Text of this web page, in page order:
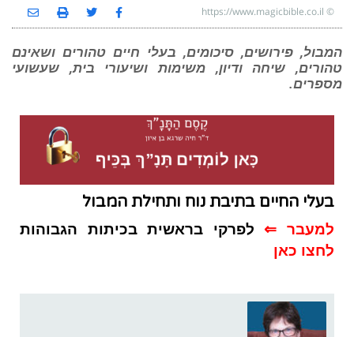
©
https://www.magicbible.co.il
המבול, פירושים, סיכומים, בעלי חיים טהורים ושאינם
טהורים, שיחה ודיון, משימות ושיעורי בית, שעשועי
מספרים.
בעלי החיים בתיבת נוח ותחילת המבול
למעבר ⇐ לפרקי בראשית בכיתות הגבוהות
לחצו כאן